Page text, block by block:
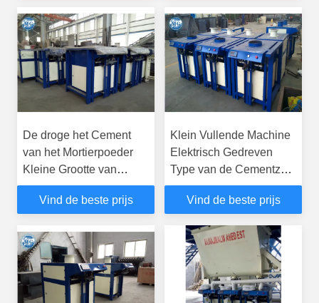
Filling Machine
De droge het Cement
van het Mortierpoeder
Kleine Grootte van
Verpakkingsmachines
Anti - het Blokkeren
Vind de beste prijs
Klein Vullende Machine
Elektrisch Gedreven
Type van de Cementzak
Commercieel Gebruik
Vind de beste prijs